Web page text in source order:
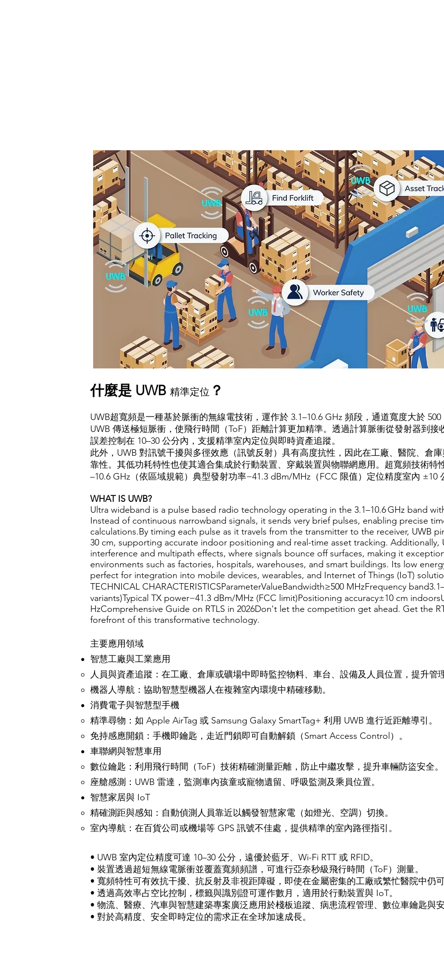
什麼是 UWB 精準定位 ？
UWB超寬頻是一種基於脈衝的無線電技術，運作於 3.1–10.6 GHz 頻段，通道寬度大於
UWB 傳送極短脈衝，使飛行時間（ToF）距離計算更加精準。透過計算脈衝從發射器到
誤差控制在 10–30 公分內，支援精準室內定位與即時資產追蹤。
此外，UWB 對訊號干擾與多徑效應（訊號反射）具有高度抗性，因此在工廠、醫院、倉
靠性。其低功耗特性也使其適合集成於行動裝置、穿戴裝置與物聯網應用。超寬頻技術特
–10.6 GHz（依區域規範）典型發射功率−41.3 dBm/MHz（FCC 限值）定位精度室內 ±10
WHAT IS UWB?
Ultra wideband is a pulse based radio technology operating in the 3.1–10.6 GHz band
Instead of continuous narrowband signals, it sends very brief pulses, enabling precise
calculations.By timing each pulse as it travels from the transmitter to the receiver, UWB
30 cm, supporting accurate indoor positioning and real-time asset tracking. Additionally,
interference and multipath effects, where signals bounce off surfaces, making it
environments such as factories, hospitals, warehouses, and smart buildings. Its low
perfect for integration into mobile devices, wearables, and Internet of Things (IoT)
TECHNICAL CHARACTERISTICSParameterValueBandwidth≥500 MHzFrequency
variants)Typical TX power−41.3 dBm/MHz (FCC limit)Positioning accuracy±10 cm
HzComprehensive Guide on RTLS in 2026Don't let the competition get ahead. Get the
forefront of this transformative technology.
主要應用領域
智慧工廠與工業應用
人員與資產追蹤：在工廠、倉庫或礦場中即時監控物料、車台、設備及人員位置，提升管
機器人導航：協助智慧型機器人在複雜室內環境中精確移動。
消費電子與智慧型手機
精準尋物：如 Apple AirTag 或 Samsung Galaxy SmartTag+ 利用 UWB 進行近距離導引。
免持感應開鎖：手機即鑰匙，走近門鎖即可自動解鎖（Smart Access Control）。
車聯網與智慧車用
數位鑰匙：利用飛行時間（ToF）技術精確測量距離，防止中繼攻擊，提升車輛防盜安全。
座艙感測：UWB 雷達，監測車內孩童或寵物遺留、呼吸監測及乘員位置。​
智慧家居與 IoT
精確測距與感知：自動偵測人員靠近以觸發智慧家電（如燈光、空調）切換。
室內導航：在百貨公司或機場等 GPS 訊號不佳處，提供精準的室內路徑指引。
• UWB 室內定位精度可達 10–30 公分，遠優於藍牙、Wi-Fi RTT 或 RFID。
• 裝置透過超短無線電脈衝並覆蓋寬頻頻譜，可進行亞奈秒級飛行時間（ToF）測量。
• 寬頻特性可有效抗干擾、抗反射及非視距障礙，即使在金屬密集的工廠或繁忙醫院中仍可
• 透過高效率占空比控制，標籤與識別證可運作數月，適用於行動裝置與 IoT。
• 物流、醫療、汽車與智慧建築專案廣泛應用於棧板追蹤、病患流程管理、數位車鑰匙與安
• 對於高精度、安全即時定位的需求正在全球加速成長。